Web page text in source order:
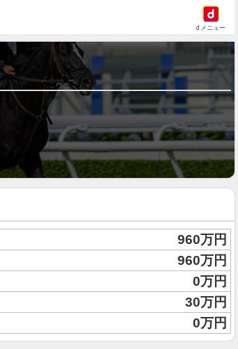
dメニュー
960万円
960万円
0万円
30万円
0万円